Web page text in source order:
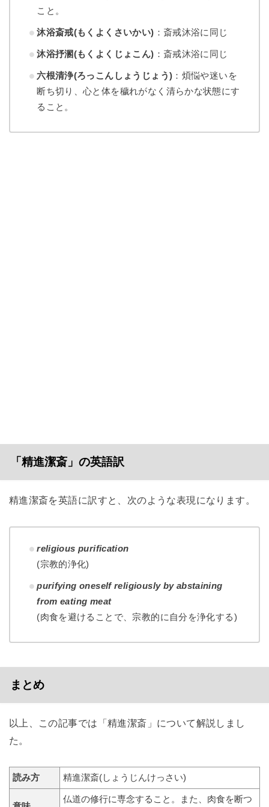
こと。
沐浴斎戒(もくよくさいかい) ：斎戒沐浴に同じ
沐浴抒溷(もくよくじょこん) ：斎戒沐浴に同じ
六根清浄(ろっこんしょうじょう) ：煩悩や迷いを
断ち切り、心と体を穢れがなく清らかな状態にす
ること。
「精進潔斎」の英語訳
精進潔斎を英語に訳すと、次のような表現になります。
religious purification
(宗教的浄化)
purifying oneself religiously by abstaining
from eating meat
(肉食を避けることで、宗教的に自分を浄化する)
まとめ
以上、この記事では「精進潔斎」について解説しまし
た。
読み方 精進潔斎(しょうじんけっさい)
仏道の修行に専念すること。また、肉食を断つ